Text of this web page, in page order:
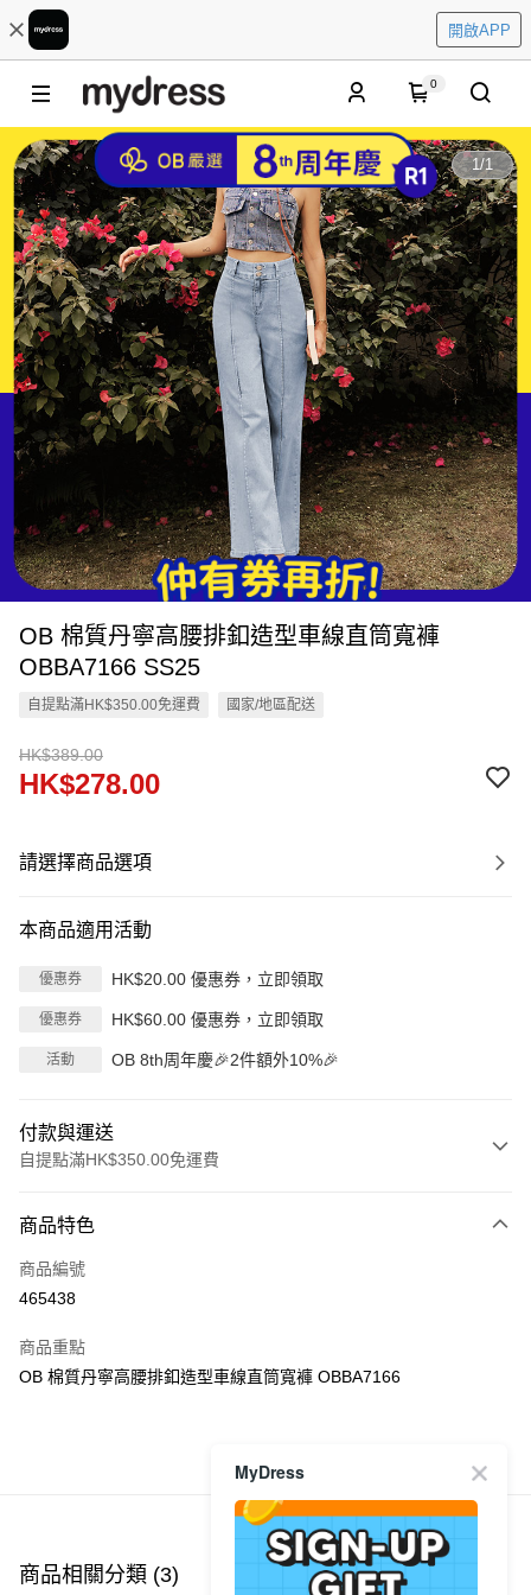
開啟APP
0
1/1
OB 棉質丹寧高腰排釦造型車線直筒寬褲
OBBA7166 SS25
自提點滿HK$350.00免運費 國家/地區配送
HK$389.00
HK$278.00
請選擇商品選項
本商品適用活動
優惠券 HK$20.00 優惠券，立即領取
優惠券 HK$60.00 優惠券，立即領取
活動 OB 8th周年慶🎉2件額外10%🎉
付款與運送
自提點滿HK$350.00免運費
信用卡
Apple Pay
PayMe
每筆HK$40.00，滿HK$350.00或以上免運費
付款後順豐站及營業點
商品特色
商品編號
465438
商品重點
OB 棉質丹寧高腰排釦造型車線直筒寬褲 OBBA7166
商品推薦
商品相關分類 (3)
MyDress